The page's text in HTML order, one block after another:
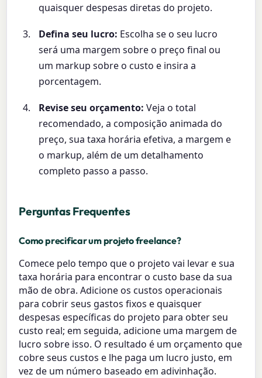
quaisquer despesas diretas do projeto.
Defina seu lucro: Escolha se o seu lucro
será uma margem sobre o preço final ou
um markup sobre o custo e insira a
porcentagem.
Revise seu orçamento: Veja o total
recomendado, a composição animada do
preço, sua taxa horária efetiva, a margem e
o markup, além de um detalhamento
completo passo a passo.
Perguntas Frequentes
Como precificar um projeto freelance?
Comece pelo tempo que o projeto vai levar e sua
taxa horária para encontrar o custo base da sua
mão de obra. Adicione os custos operacionais
para cobrir seus gastos fixos e quaisquer
despesas específicas do projeto para obter seu
custo real; em seguida, adicione uma margem de
lucro sobre isso. O resultado é um orçamento que
cobre seus custos e lhe paga um lucro justo, em
vez de um número baseado em adivinhação.